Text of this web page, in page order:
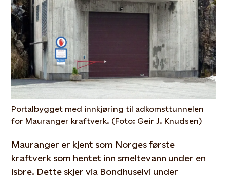
Portalbygget med innkjøring til adkomsttunnelen
for Mauranger kraftverk. (Foto: Geir J. Knudsen)
Mauranger er kjent som Norges første
kraftverk som hentet inn smeltevann under en
isbre. Dette skjer via Bondhuselvi under